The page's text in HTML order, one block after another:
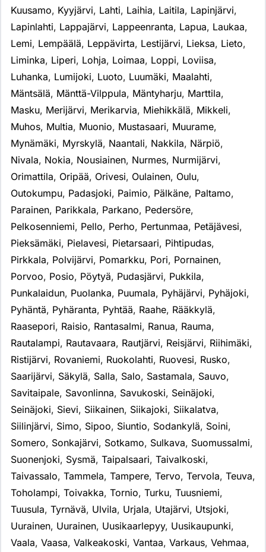
Kuusamo, Kyyjärvi, Lahti, Laihia, Laitila, Lapinjärvi,
Lapinlahti, Lappajärvi, Lappeenranta, Lapua, Laukaa,
Lemi, Lempäälä, Leppävirta, Lestijärvi, Lieksa, Lieto,
Liminka, Liperi, Lohja, Loimaa, Loppi, Loviisa,
Luhanka, Lumijoki, Luoto, Luumäki, Maalahti,
Mäntsälä, Mänttä-Vilppula, Mäntyharju, Marttila,
Masku, Merijärvi, Merikarvia, Miehikkälä, Mikkeli,
Muhos, Multia, Muonio, Mustasaari, Muurame,
Mynämäki, Myrskylä, Naantali, Nakkila, Närpiö,
Nivala, Nokia, Nousiainen, Nurmes, Nurmijärvi,
Orimattila, Oripää, Orivesi, Oulainen, Oulu,
Outokumpu, Padasjoki, Paimio, Pälkäne, Paltamo,
Parainen, Parikkala, Parkano, Pedersöre,
Pelkosenniemi, Pello, Perho, Pertunmaa, Petäjävesi,
Pieksämäki, Pielavesi, Pietarsaari, Pihtipudas,
Pirkkala, Polvijärvi, Pomarkku, Pori, Pornainen,
Porvoo, Posio, Pöytyä, Pudasjärvi, Pukkila,
Punkalaidun, Puolanka, Puumala, Pyhäjärvi, Pyhäjoki,
Pyhäntä, Pyhäranta, Pyhtää, Raahe, Rääkkylä,
Raasepori, Raisio, Rantasalmi, Ranua, Rauma,
Rautalampi, Rautavaara, Rautjärvi, Reisjärvi, Riihimäki,
Ristijärvi, Rovaniemi, Ruokolahti, Ruovesi, Rusko,
Saarijärvi, Säkylä, Salla, Salo, Sastamala, Sauvo,
Savitaipale, Savonlinna, Savukoski, Seinäjoki,
Seinäjoki, Sievi, Siikainen, Siikajoki, Siikalatva,
Siilinjärvi, Simo, Sipoo, Siuntio, Sodankylä, Soini,
Somero, Sonkajärvi, Sotkamo, Sulkava, Suomussalmi,
Suonenjoki, Sysmä, Taipalsaari, Taivalkoski,
Taivassalo, Tammela, Tampere, Tervo, Tervola, Teuva,
Toholampi, Toivakka, Tornio, Turku, Tuusniemi,
Tuusula, Tyrnävä, Ulvila, Urjala, Utajärvi, Utsjoki,
Uurainen, Uurainen, Uusikaarlepyy, Uusikaupunki,
Vaala, Vaasa, Valkeakoski, Vantaa, Varkaus, Vehmaa,